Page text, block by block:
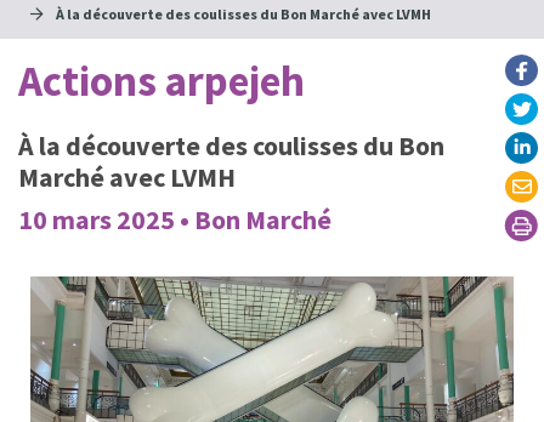
À la découverte des coulisses du Bon Marché avec LVMH
Actions arpejeh
À la découverte des coulisses du Bon
Marché avec LVMH
10 mars 2025 • Bon Marché